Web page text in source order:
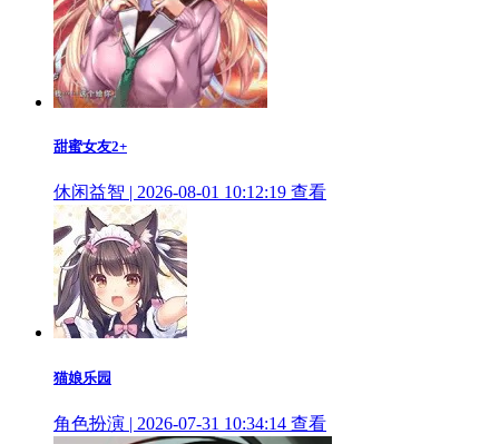
甜蜜女友2+
休闲益智 | 2026-08-01 10:12:19 查看
猫娘乐园
角色扮演 | 2026-07-31 10:34:14 查看